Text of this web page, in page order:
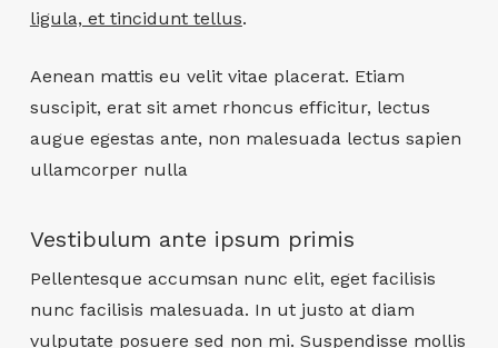
ligula, et tincidunt tellus.
Aenean mattis eu velit vitae placerat. Etiam
suscipit, erat sit amet rhoncus efficitur, lectus
augue egestas ante, non malesuada lectus sapien
ullamcorper nulla
Vestibulum ante ipsum primis
Pellentesque accumsan nunc elit, eget facilisis
nunc facilisis malesuada. In ut justo at diam
vulputate posuere sed non mi. Suspendisse mollis